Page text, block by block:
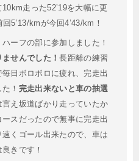
走った52’19を大幅に更
5’13/kmが今回4’43/km！
ーフの部に参加しました！
せんでした！長距離の練習
日ボロボロに疲れ、完走出
！ 完走出来ないと車の抽選
え坂道ばかり走っていたか
スだったので無事に完走出
くゴール出来たので、車は
きです！